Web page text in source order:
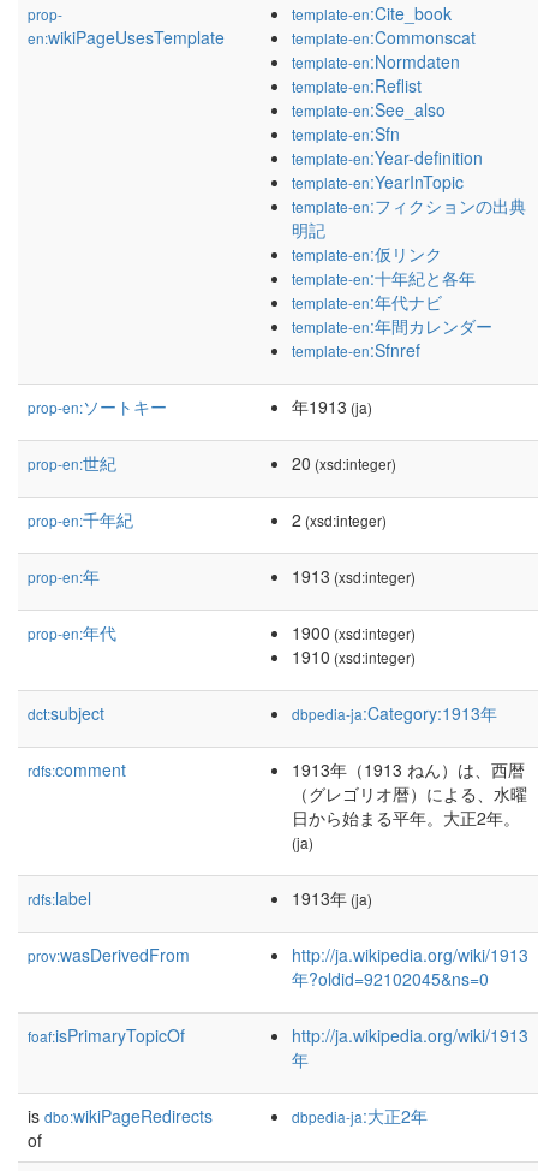
prop-
en:wikiPageUsesTemplate
template-en:Cite_book
template-en:Commonscat
template-en:Normdaten
template-en:Reflist
template-en:See_also
template-en:Sfn
template-en:Year-definition
template-en:YearInTopic
template-en:フィクションの出典
明記
template-en:仮リンク
template-en:十年紀と各年
template-en:年代ナビ
template-en:年間カレンダー
template-en:Sfnref
prop-en:ソートキー 年1913 (ja)
prop-en:世紀 20 (xsd:integer)
prop-en:千年紀 2 (xsd:integer)
prop-en:年 1913 (xsd:integer)
prop-en:年代 1900 (xsd:integer)
1910 (xsd:integer)
dct:subject dbpedia-ja:Category:1913年
rdfs:comment
1913年（1913 ねん）は、西暦
（グレゴリオ暦）による、水曜
日から始まる平年。大正2年。
(ja)
rdfs:label 1913年 (ja)
prov:wasDerivedFrom
http://ja.wikipedia.org/wiki/1913
年?oldid=92102045&ns=0
foaf:isPrimaryTopicOf
http://ja.wikipedia.org/wiki/1913
年
is dbo:wikiPageRedirects
of
dbpedia-ja:大正2年